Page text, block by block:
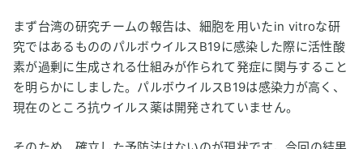
まず台湾の研究チームの報告は、細胞を用いたin vitroな研
究ではあるもののパルボウイルスB19に感染した際に活性酸
素が過剰に生成される仕組みが作られて発症に関与すること
を明らかにしました。パルボウイルスB19は感染力が高く、
現在のところ抗ウイルス薬は開発されていません。